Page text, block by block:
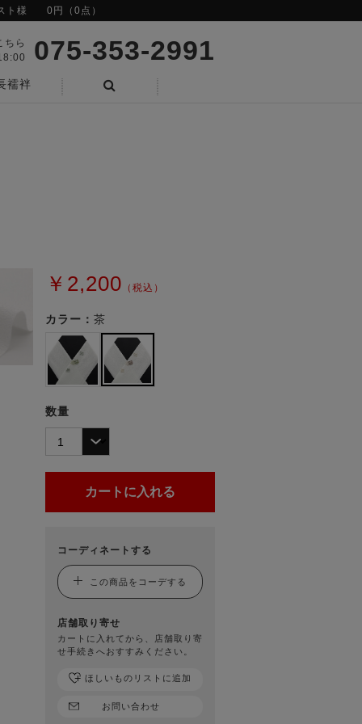
ト様 0円（0点）
ちら
075-353-2991
襦袢
￥2,200 （税込）
カラー： 茶
数量
コーディネートする
この商品をコーデする
店舗取り寄せ
カートに入れてから、店舗取り寄
せ手続きへおすすみください。
お問い合わせ
ほしいものリストに追加